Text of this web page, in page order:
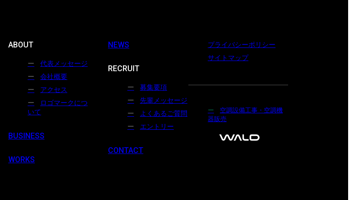
ABOUT
代表メッセージ
会社概要
アクセス
ロゴマークにつ
いて
BUSINESS
WORKS
NEWS
RECRUIT
募集要項
先輩メッセージ
よくあるご質問
エントリー
CONTACT
プライバシーポリシー
サイトマップ
空調設備工事・空調機
器販売